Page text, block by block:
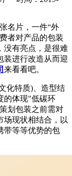
名片，一件“外
者对产品的包装
没有亮点，是很难
装进行改造从而迎
来看看吧。
化特质)、造型结
的体现"低碳环
划包装之前需对
场现状相结合，以
带等等优势的包